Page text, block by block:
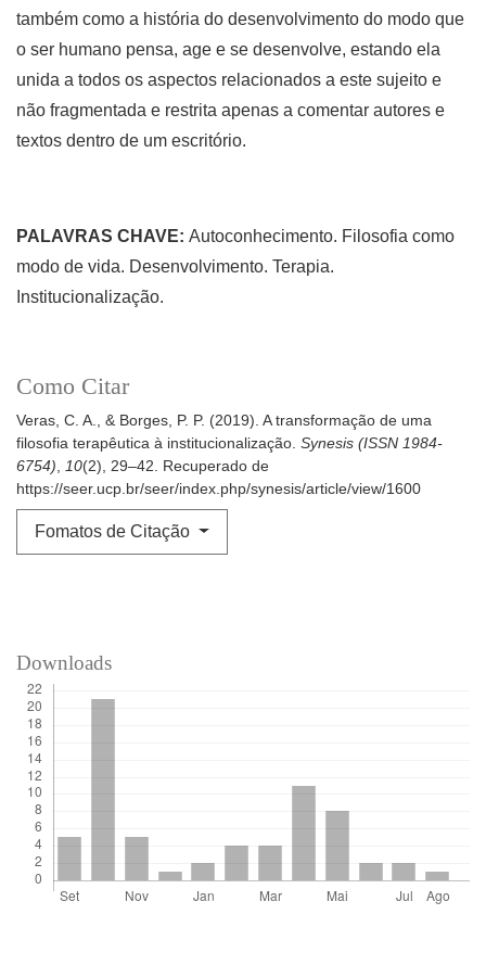
Como Citar
Veras, C. A., & Borges, P. P. (2019). A transformação de uma
filosofia terapêutica à institucionalização. Synesis (ISSN 1984-
6754), 10(2), 29–42. Recuperado de
https://seer.ucp.br/seer/index.php/synesis/article/view/1600
Fomatos de Citação
também como a história do desenvolvimento do modo que
o ser humano pensa, age e se desenvolve, estando ela
unida a todos os aspectos relacionados a este sujeito e
não fragmentada e restrita apenas a comentar autores e
textos dentro de um escritório.
PALAVRAS CHAVE: Autoconhecimento. Filosofia como
modo de vida. Desenvolvimento. Terapia.
Institucionalização.
Downloads